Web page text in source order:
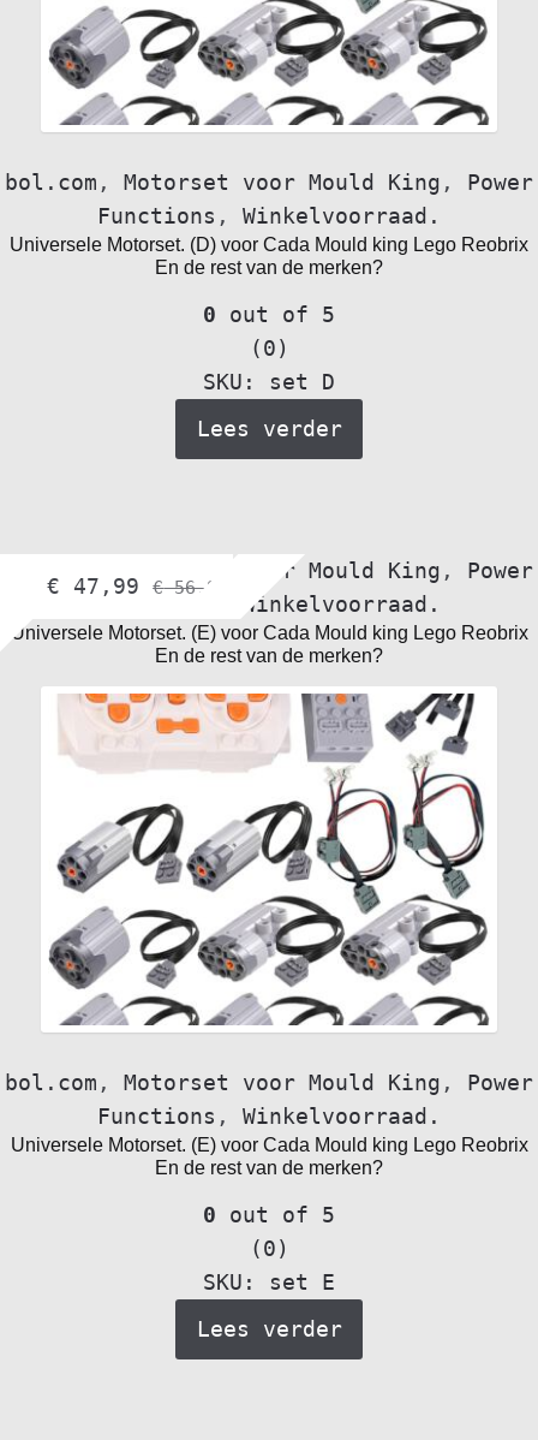
bol.com , Motorset voor Mould King ,
Power
Functions , Winkelvoorraad.
Universele Motorset. (D) voor Cada Mould king Lego Reobrix
En de rest van de merken?
0 out of 5
(0)
SKU: set D
Lees verder
Motorset voor Mould King , Power
Functions
Winkelvoorraad.
Universele Motorset. (E) voor Cada Mould king Lego Reobrix
En de rest van de merken?
bol.com , Motorset voor Mould King ,
Power
Functions , Winkelvoorraad.
Universele Motorset. (E) voor Cada Mould king Lego Reobrix
En de rest van de merken?
0 out of 5
(0)
SKU: set E
€ 47,99 €56,99
Lees verder